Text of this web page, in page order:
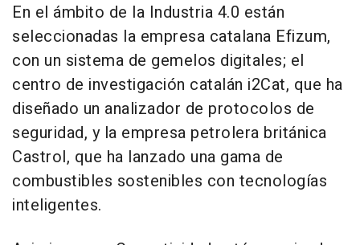
En el ámbito de la Industria 4.0 están
seleccionadas la empresa catalana Efizum,
con un sistema de gemelos digitales; el
centro de investigación catalán i2Cat, que ha
diseñado un analizador de protocolos de
seguridad, y la empresa petrolera británica
Castrol, que ha lanzado una gama de
combustibles sostenibles con tecnologías
inteligentes.